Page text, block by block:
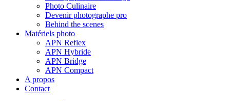
Photo Culinaire
Devenir photographe pro
Behind the scenes
Matériels photo
APN Reflex
APN Hybride
APN Bridge
APN Compact
A propos
Contact